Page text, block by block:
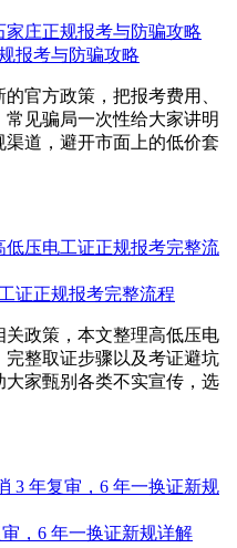
报考与防骗攻略
官方政策，把报考费用、
见骗局一次性给大家讲明
道，避开市面上的低价套
证正规报考完整流程
政策，本文整理高低压电
整取证步骤以及考证避坑
家甄别各类不实宣传，选
，6 年一换证新规详解